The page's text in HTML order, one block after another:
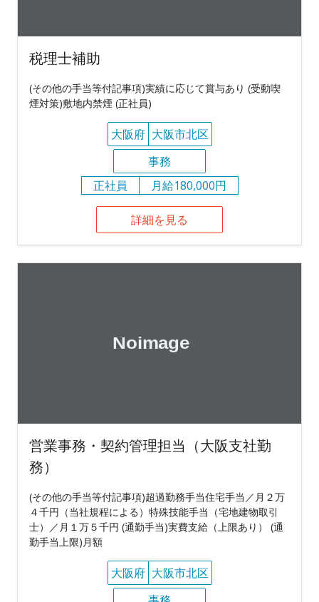
税理士補助
(その他の手当等付記事項)実績に応じて賞与あり (受動喫
煙対策)敷地内禁煙 (正社員)
大阪府 大阪市北区
事務
正社員
月給180,000円
詳細を見る
営業事務・契約管理担当（大阪支社勤
務）
(その他の手当等付記事項)超過勤務手当住宅手当／月２万
４千円（当社規程による）特殊技能手当（宅地建物取引
士）／月１万５千円 (通勤手当)実費支給（上限あり） (通
勤手当上限)月額
大阪府 大阪市北区